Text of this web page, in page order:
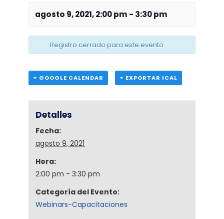
agosto 9, 2021, 2:00 pm - 3:30 pm
Registro cerrado para este evento
+ GOOGLE CALENDAR + EXPORTAR ICAL
Detalles
Fecha:
agosto 9, 2021
Hora:
2:00 pm - 3:30 pm
Categoría del Evento:
Webinars-Capacitaciones